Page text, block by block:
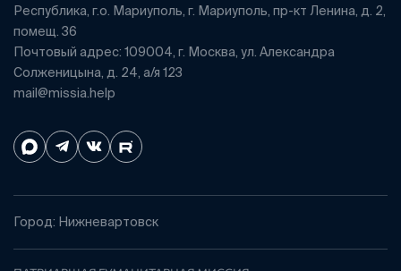
Республика, г.о. Мариуполь, г. Мариуполь, пр-кт Ленина, д. 2,
помещ. 36
Почтовый адрес: 109004, г. Москва, ул. Александра
Солженицына, д. 24, а/я 123
mail@missia.help
Город: Нижневартовск